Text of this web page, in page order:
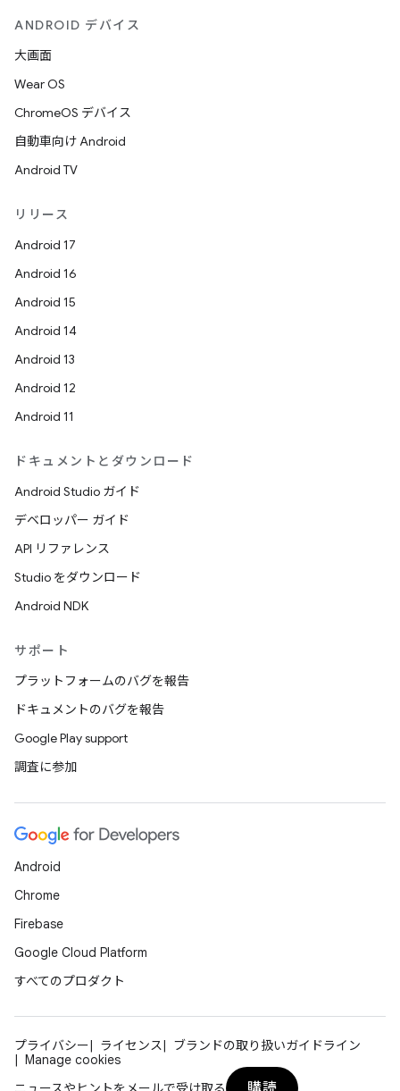
ANDROID デバイス
大画面
Wear OS
ChromeOS デバイス
自動車向け Android
Android TV
リリース
Android 17
Android 16
Android 15
Android 14
Android 13
Android 12
Android 11
ドキュメントとダウンロード
Android Studio ガイド
デベロッパー ガイド
API リファレンス
Studio をダウンロード
Android NDK
サポート
プラットフォームのバグを報告
ドキュメントのバグを報告
Google Play support
調査に参加
Android
Chrome
Firebase
Google Cloud Platform
すべてのプロダクト
プライバシー ライセンス
ブランドの取り扱いガイドライン
Manage cookies